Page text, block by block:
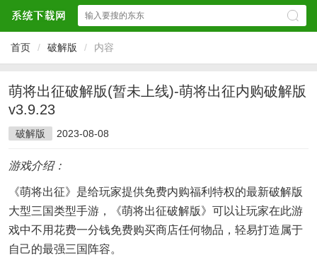
首页 / 破解版 / 内容
萌将出征破解版(暂未上线)-萌将出征内购破解版
v3.9.23
破解版 2023-08-08
游戏介绍：
《萌将出征》是给玩家提供免费内购福利特权的最新破解版
大型三国类型手游，《萌将出征破解版》可以让玩家在此游
戏中不用花费一分钱免费购买商店任何物品，轻易打造属于
自己的最强三国阵容。